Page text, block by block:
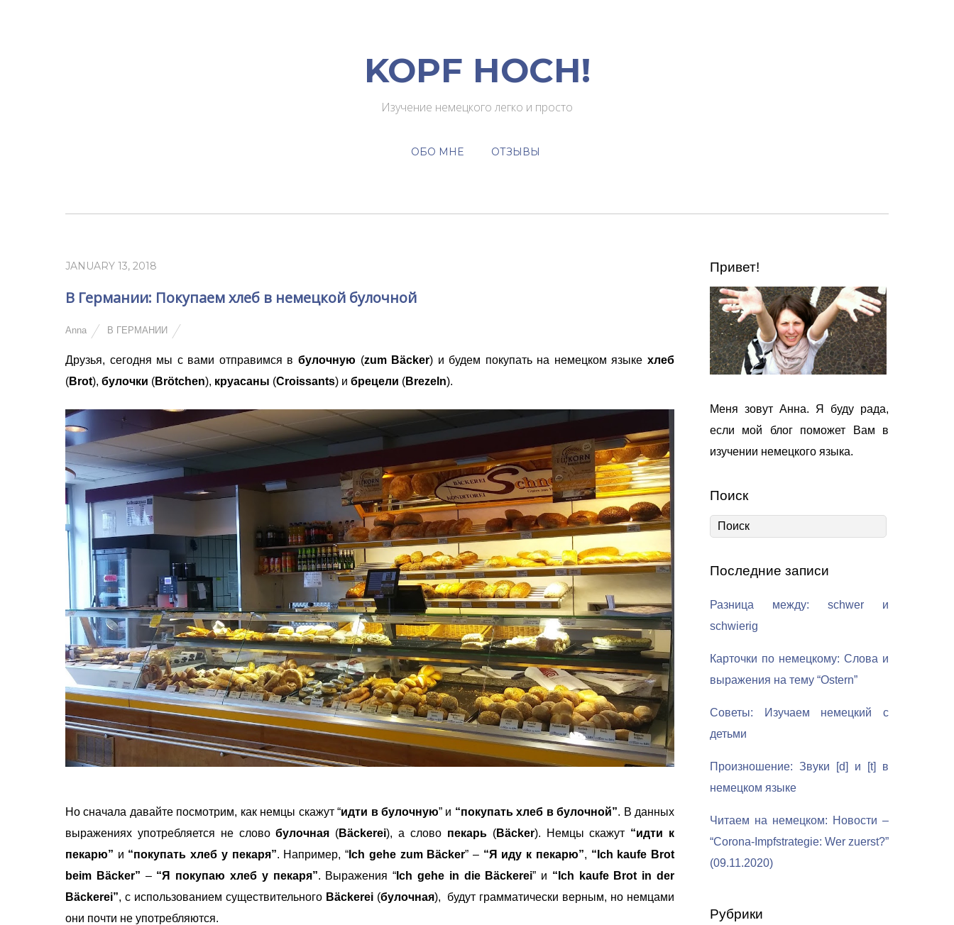
KOPF HOCH!
Изучение немецкого легко и просто
ОБО МНЕ ОТЗЫВЫ
JANUARY 13, 2018
В Германии: Покупаем хлеб в немецкой булочной
Anna В ГЕРМАНИИ
Друзья, сегодня мы с вами отправимся в булочную (zum Bäcker) и будем покупать на немецком языке хлеб
(Brot), булочки (Brötchen), круасаны (Croissants) и брецели (Brezeln).
Но сначала давайте посмотрим, как немцы скажут “идти в булочную” и “покупать хлеб в булочной”. В данных
выражениях употребляется не словобулочная (Bäckerei), а слово пекарь(Bäcker). Немцы скажут “идти к
пекарю” и “покупать хлеб у пекаря”. Например, “ Ich gehe zum Bäcker” – “Я иду к пекарю”, “Ich kaufe Brot
beim Bäcker” – “Я покупаю хлеб у пекаря”. Выражения “ Ich gehe in die Bäckerei” и “Ich kaufe Brot in der
Bäckerei”, с использованием существительного Bäckerei (булочная),
будут грамматически верным, но немцами
они почти не употребляются.
Привет!
Меня зовут Анна. Я буду рада,
если мой блог поможет Вам в
изучении немецкого языка.
Поиск
Последние записи
Разница между: schwer и
schwierig
Карточки по немецкому: Слова и
выражения на тему “Ostern”
Советы: Изучаем немецкий с
детьми
Произношение: Звуки [d] и [t] в
немецком языке
Читаем на немецком: Новости –
“Corona-Impfstrategie: Wer zuerst?”
(09.11.2020)
Рубрики